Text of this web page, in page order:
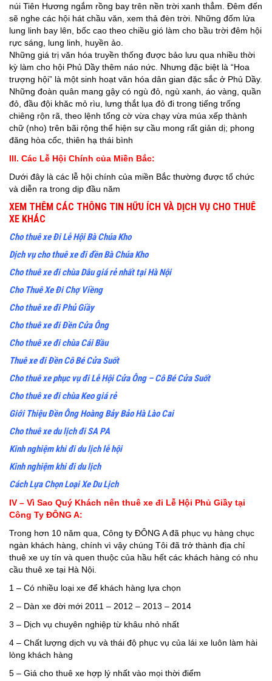
núi Tiên Hương ngắm rồng bay trên nền trời xanh thẳm. Đêm đến
sẽ nghe các hội hát chầu văn, xem thả đèn trời. Những đốm lửa
lung linh bay lên, bốc cao theo chiều gió làm cho bầu trời đêm hội
rực sáng, lung linh, huyền ảo.
Những giá trị văn hóa truyền thống được bảo lưu qua nhiều thời
kỳ làm cho hội Phủ Dầy thêm náo nức. Nhưng đặc biệt là “Hoa
trượng hội” là một sinh hoạt văn hóa dân gian đặc sắc ở Phủ Dầy.
Những đoàn quân mang gậy có ngù đỏ, ngù xanh, áo vàng, quần
đỏ, đầu đội khăc mỏ rìu, lưng thắt lụa đỏ đi trong tiếng trống
chiêng rộn rã, theo lệnh tổng cờ vừa chạy vừa múa xếp thành
chữ (nho) trên bãi rộng thể hiện sự cầu mong rất giản dị; phong
đăng hòa cốc, thiên hạ thái bình
III. Các Lễ Hội Chính của Miền Bắc:
Dưới đây là các lễ hội chính của miền Bắc thường được tổ chức
và diễn ra trong dịp đầu năm
XEM THÊM CÁC THÔNG TIN HỮU ÍCH VÀ DỊCH VỤ CHO THUÊ
XE KHÁC
Cho thuê xe Đi Lễ Hội Bà Chúa Kho
Dịch vụ cho thuê xe đi đền Bà Chúa Kho
Cho thuê xe đi chùa Dâu giá rẻ nhất tại Hà Nội
Cho Thuê Xe Đi Chợ Viềng
Cho thuê xe đi Phủ Giầy
Cho thuê xe đi Đền Cửa Ông
Chothuê xe đi chùa Cái Bầu
Thuê xe đi Đền Cô Bé Cửa Suốt
Cho thuê xe phục vụ đi Lễ Hội Cửa Ông – Cô Bé Cửa Suốt
Cho thuê xe đi chùa Keo giá rẻ
Giới Thiệu Đền Ông Hoàng Bảy Bảo Hà Lào Cai
Cho thuê xe du lịch đi SA PA
Kinh nghiệm khi đi du lịch lễ hội
Kinh nghiệm khi đi du lịch
Cách Lựa Chọn Loại Xe Du Lịch
IV – Vì Sao Quý Khách nên thuê xe đi Lễ Hội Phủ Giầy tại
Công Ty ĐÔNG A:
Trong hơn 10 năm qua, Công ty ĐÔNG A đã phục vụ hàng chục
ngàn khách hàng, chính vì vậy chúng Tôi đã trở thành địa chỉ
thuê xe uy tín và quen thuộc của hầu hết các khách hàng có nhu
cầu thuê xe tại Hà Nội.
1 – Có nhiều loại xe để khách hàng lựa chọn
2 – Dàn xe đời mới 2011 – 2012 – 2013 – 2014
3 – Dịch vụ chuyên nghiệp từ khâu nhỏ nhất
4 – Chất lượng dịch vụ và thái độ phục vụ của lái xe luôn làm hài
lòng khách hàng
5 – Giá cho thuê xe hợp lý nhất vào mọi thời điểm